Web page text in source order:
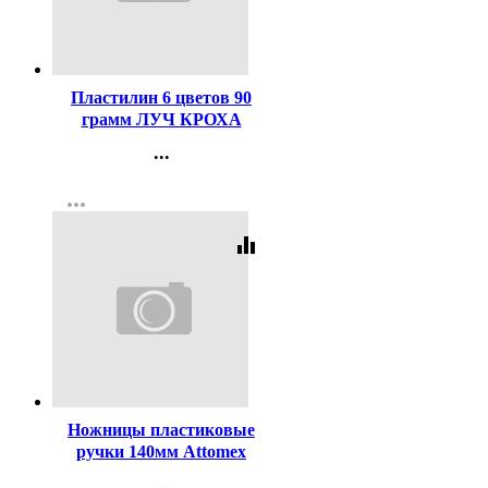
Пластилин 6 цветов 90
грамм ЛУЧ КРОХА
863-08
...
Регистрация
more_horiz
equalizer
Ножницы пластиковые
ручки 140мм Attomex